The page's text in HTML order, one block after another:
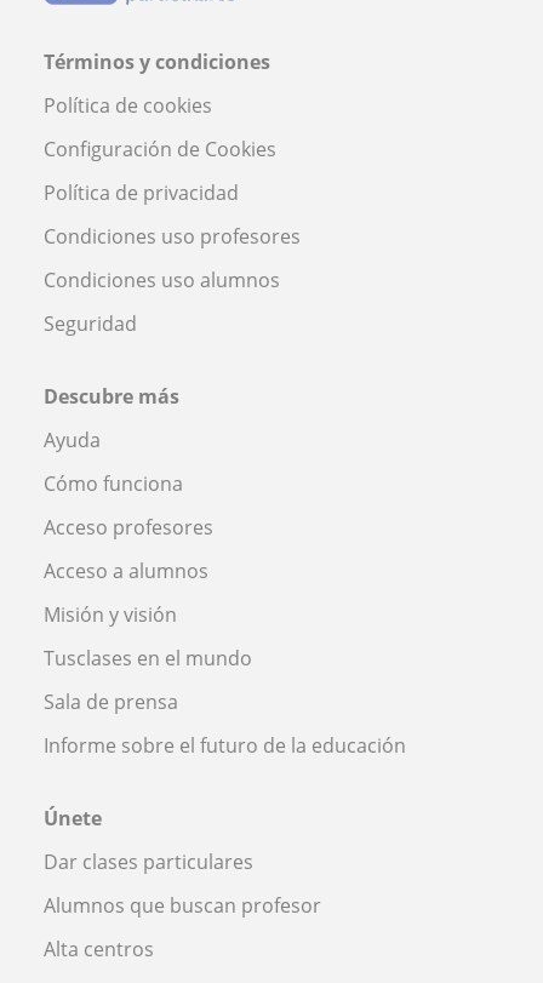
Términos y condiciones
Política de cookies
Configuración de Cookies
Política de privacidad
Condiciones uso profesores
Condiciones uso alumnos
Seguridad
Descubre más
Ayuda
Cómo funciona
Acceso profesores
Acceso a alumnos
Misión y visión
Tusclases en el mundo
Sala de prensa
Informe sobre el futuro de la educación
Únete
Dar clases particulares
Alumnos que buscan profesor
Alta centros